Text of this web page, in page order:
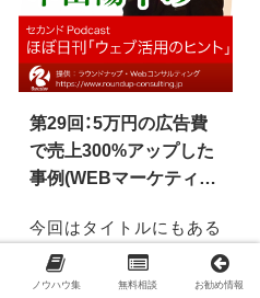
第29回：5万円の広告費
で売上300%アップした
事例(WEBマーケティン
今回はタイトルにもある
んですが「5万円の広告費
で売り上げを300%アップ
ノウハウ集 無料相談 お勧め情報